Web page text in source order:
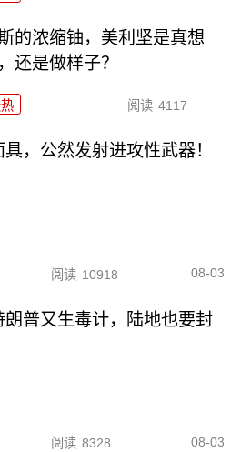
的浓缩铀，美利坚是真想
还是做样子？
阅读 4117
，公然发射进攻性武器！
阅读 10918 08-03
普又生毒计，陆地也要封
阅读 8328 08-03